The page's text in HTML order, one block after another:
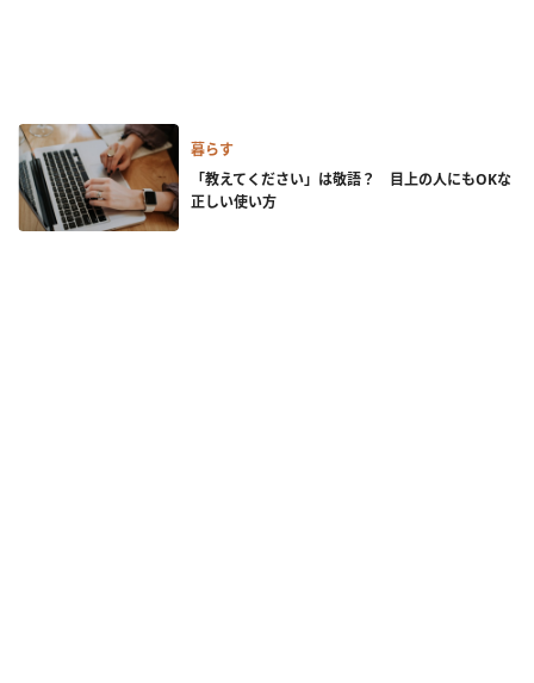
暮らす
「教えてください」は敬語？ 目上の人にもOKな
正しい使い方